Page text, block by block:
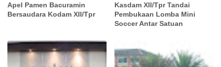
Apel Pamen Bacuramin
Bersaudara Kodam XII/Tpr
Kasdam XII/Tpr Tandai
Pembukaan Lomba Mini
Soccer Antar Satuan